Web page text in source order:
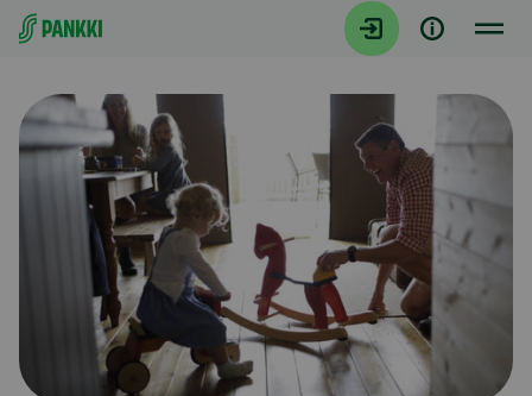
Siirry suoraan sisältöön
Artikkelit